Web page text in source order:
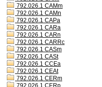
792.026.1 CAMm
792.026.1 CAMn
792.026.1 CAPa
792.026.1 CARa
792.026.1 CARn
792.026.1 CARRc
792.026.1 CASm
792.026.1 CASt
792.026.1 CCEa
792.026.1 CEAt
792.026.1 CERm
792.026.1 CERp